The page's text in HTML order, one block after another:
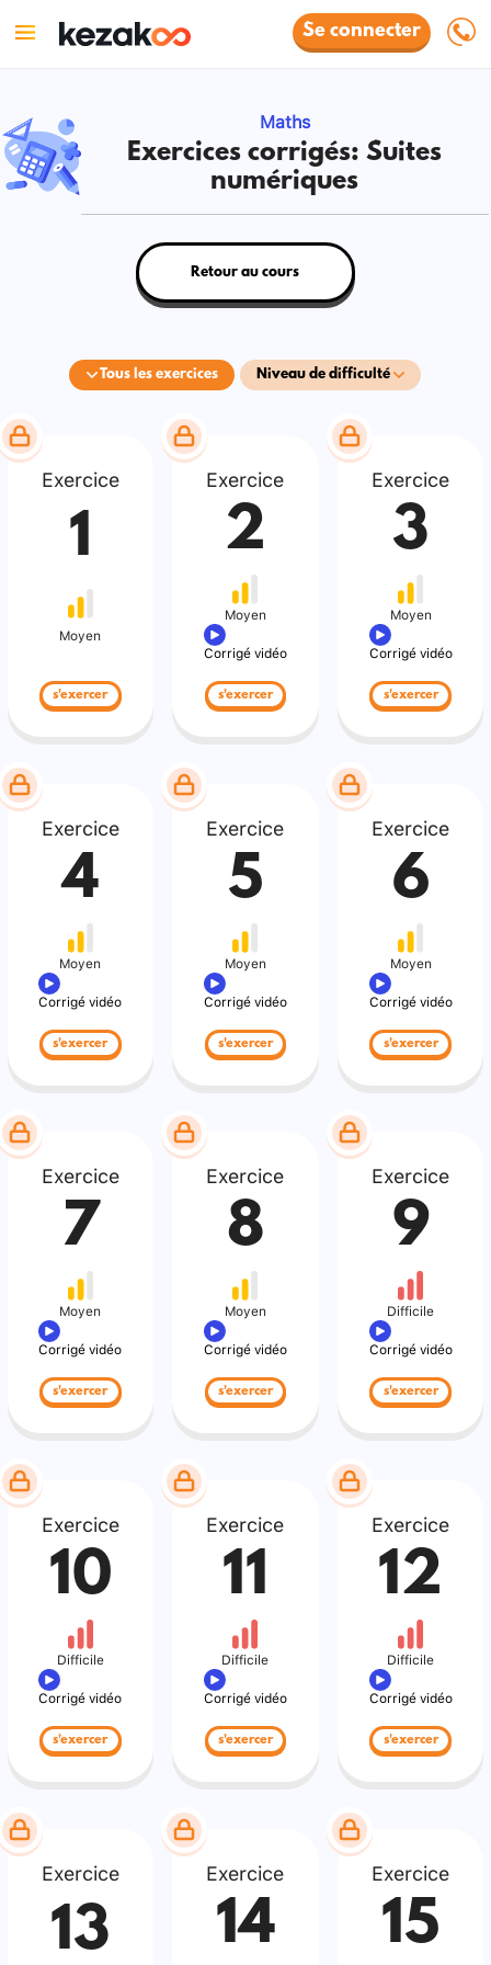
Se connecter
Maths
Exercices corrigés: Suites
numériques
Tous les exercices Niveau de difficulté
Retour au cours
Exercice
1
Moyen
s'exercer
Exercice
2
Moyen
Corrigé vidéo
s'exercer
Exercice
3
Moyen
Corrigé vidéo
s'exercer
Exercice
4
Moyen
Corrigé vidéo
s'exercer
Exercice
5
Moyen
Corrigé vidéo
s'exercer
Exercice
6
Moyen
Corrigé vidéo
s'exercer
Exercice
7
Moyen
Corrigé vidéo
s'exercer
Exercice
8
Moyen
Corrigé vidéo
s'exercer
Exercice
9
Difficile
Corrigé vidéo
s'exercer
Exercice
10
Difficile
Corrigé vidéo
s'exercer
Exercice
11
Difficile
Corrigé vidéo
s'exercer
Exercice
12
Difficile
Corrigé vidéo
s'exercer
Exercice
13
Exercice
14
Exercice
15